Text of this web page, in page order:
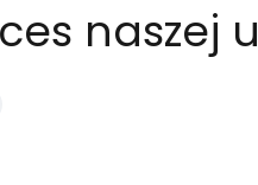
naszej